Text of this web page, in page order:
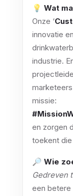
💡 Wat
Onze ‘
innovatie
industrie.
missie:
en zorgen
toekent
🔎 Wie
Gedreven
een betere